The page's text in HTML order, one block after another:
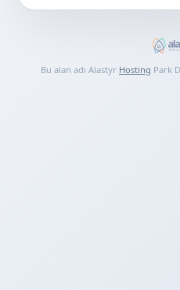
Bu alan adı Alastyr Hosting Park